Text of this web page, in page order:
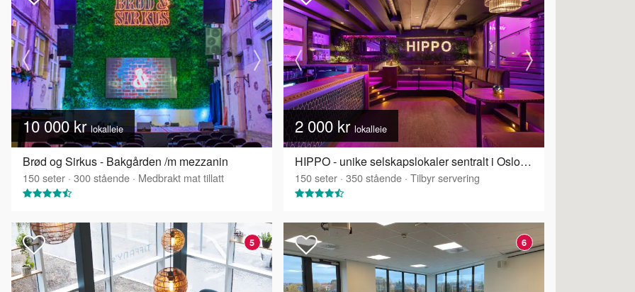
10 000 kr lokalleie
Brød og Sirkus - Bakgården /m mezzanin
150seter · 300stående · Medbrakt mat tillatt
2 000 kr lokalleie
HIPPO - unike selskapslokaler sentralt i Oslo - Hippo
150seter · 350stående · Tilbyr servering
5 6